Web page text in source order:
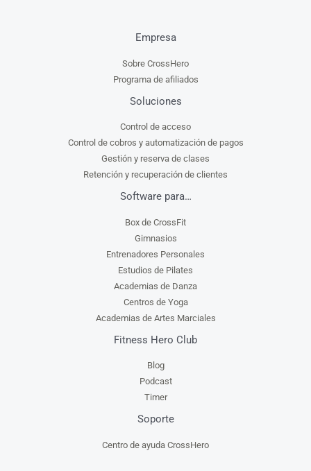
Empresa
Sobre CrossHero
Programa de afiliados
Soluciones
Control de acceso
Control de cobros y automatización de pagos
Gestión y reserva de clases
Retención y recuperación de clientes
Software para…
Box de CrossFit
Gimnasios
Entrenadores Personales
Estudios de Pilates
Academias de Danza
Centros de Yoga
Academias de Artes Marciales
Fitness Hero Club
Blog
Podcast
Timer
Soporte
Centro de ayuda CrossHero